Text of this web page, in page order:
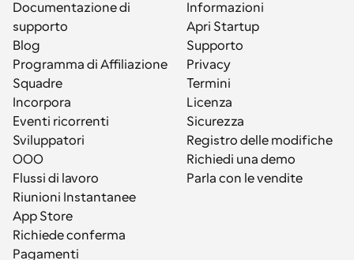
Documentazione di
supporto
Blog
Programma di Affiliazione
Squadre
Incorpora
Eventi ricorrenti
Sviluppatori
OOO
Flussi di lavoro
Riunioni Instantanee
App Store
Richiede conferma
Pagamenti
Informazioni
Apri Startup
Supporto
Privacy
Termini
Licenza
Sicurezza
Registro delle modifiche
Richiedi una demo
Parla con le vendite